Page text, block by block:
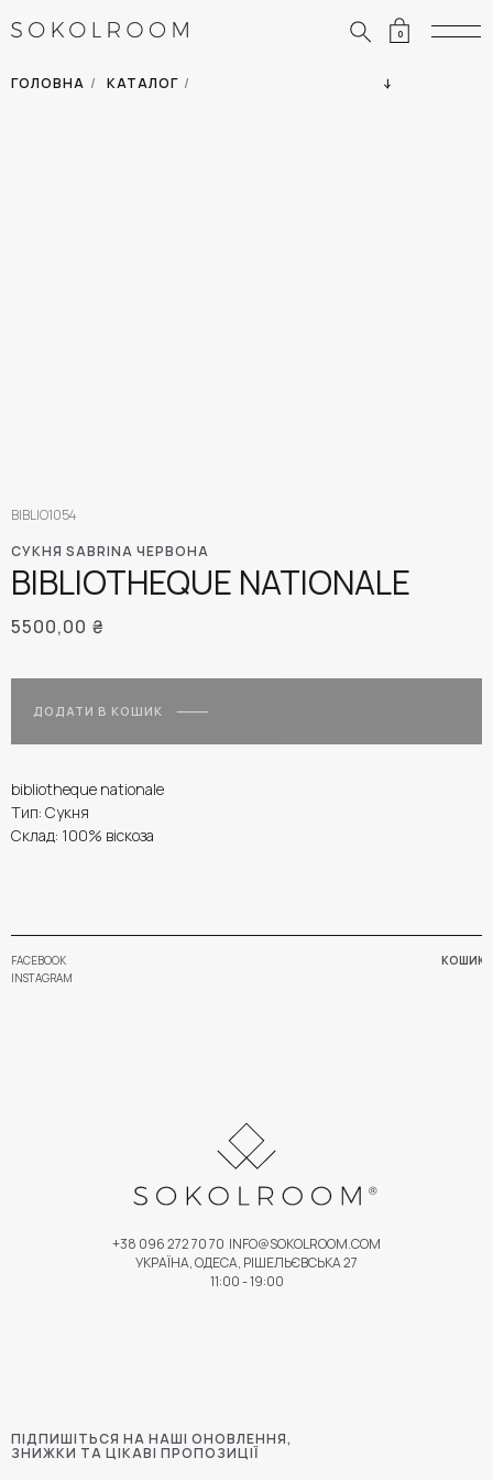
0
ГОЛОВНА / КАТАЛОГ /
СУКНЯ SABRINA ЧЕРВОНА
BIBLIOTHEQUE NATIONALE
BIBLIO1054
5500,00 ₴
ДОДАТИ В КОШИК
bibliotheque nationale
Тип: Сукня
Склад: 100% віскоза
FACEBOOK КОШИК
ПІДПИШІТЬСЯ НА НАШІ ОНОВЛЕННЯ,
ЗНИЖКИ ТА ЦІКАВІ ПРОПОЗИЦІЇ
+38 096 272 70 70 INFO@SOKOLROOM.COM
УКРАЇНА, ОДЕСА, РІШЕЛЬЄВСЬКА 27
11:00 - 19:00
INSTAGRAM